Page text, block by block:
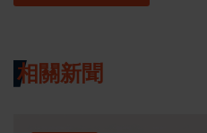
相關新聞